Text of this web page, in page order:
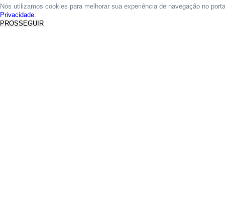
Nós utilizamos cookies para melhorar sua experiência de navegação no
Privacidade.
PROSSEGUIR